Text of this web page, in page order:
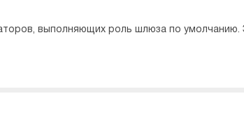
выполняющих роль шлюза по